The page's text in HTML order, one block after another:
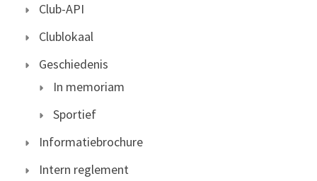
Club-API
Clublokaal
Geschiedenis
In memoriam
Sportief
Informatiebrochure
Intern reglement